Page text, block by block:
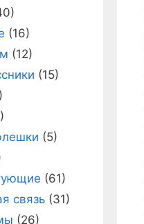
(16)
(12)
(15)
(5)
(61)
связь(31)
(26)